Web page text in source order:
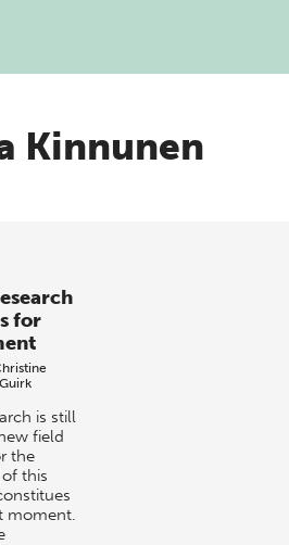
Kinnunen
for
is still
field
the
this
moment.